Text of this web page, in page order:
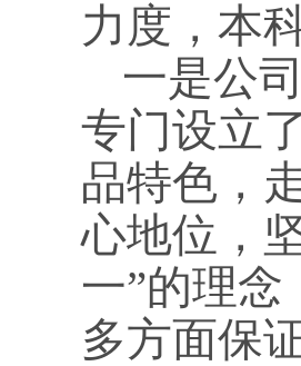
力度，本
一是公
专门设立
品特色，
心地位，
一”的理
多方面保